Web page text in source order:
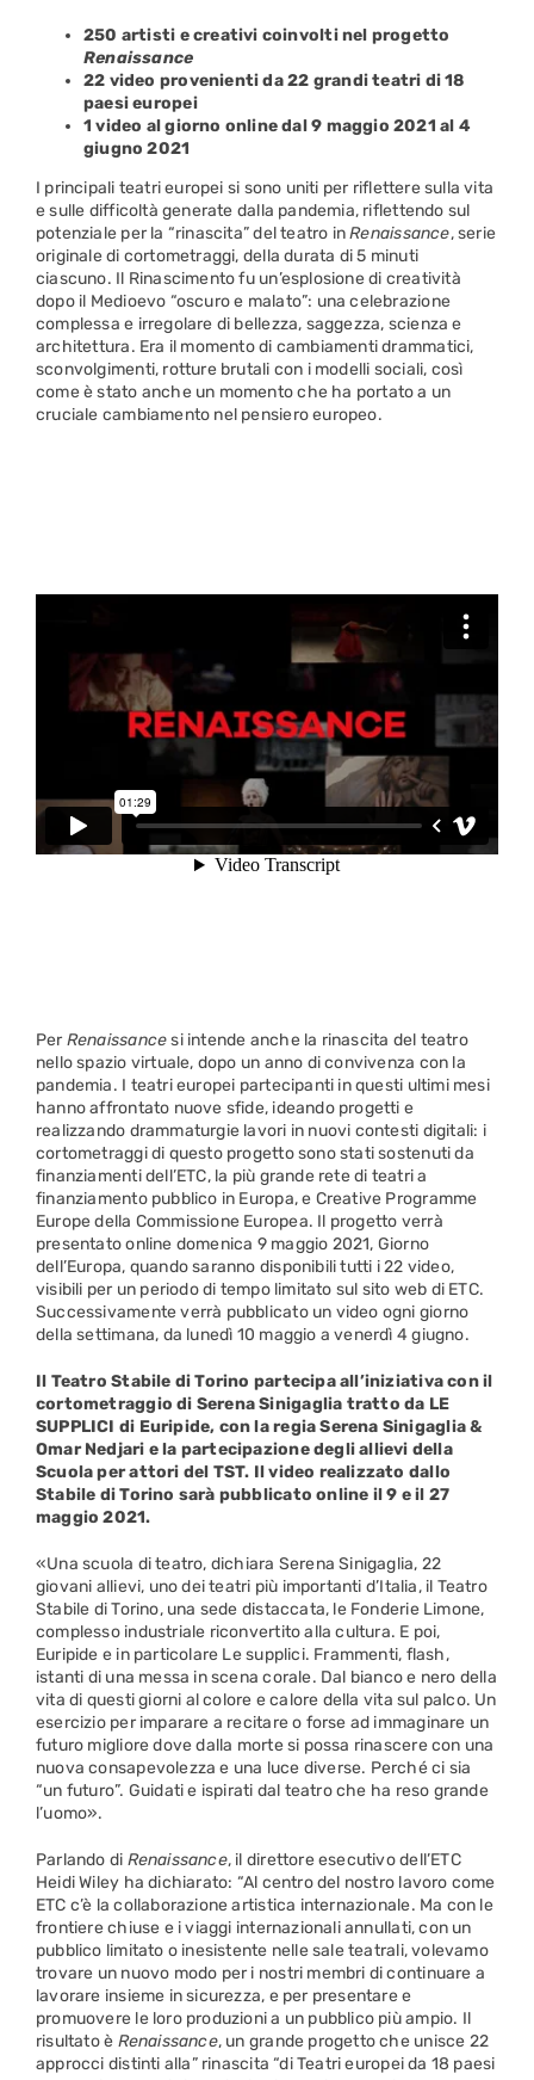
250 artisti e creativi coinvolti nel progetto
Renaissance
22 video provenienti da 22 grandi teatri di 18
paesi europei
1 video al giorno online dal 9 maggio 2021 al 4
giugno 2021
I principali teatri europei si sono uniti per riflettere sulla vita
e sulle difficoltà generate dalla pandemia, riflettendo sul
potenziale per la “rinascita” del teatro inRenaissance, serie
originale di cortometraggi, della durata di 5 minuti
ciascuno. Il Rinascimento fu un’esplosione di creatività
dopo il Medioevo “oscuro e malato”: una celebrazione
complessa e irregolare di bellezza, saggezza, scienza e
architettura. Era il momento di cambiamenti drammatici,
sconvolgimenti, rotture brutali con i modelli sociali, così
come è stato anche un momento che ha portato a un
cruciale cambiamento nel pensiero europeo.
Per Renaissancesi intende anche la rinascita del teatro
nello spazio virtuale, dopo un anno di convivenza con la
pandemia. I teatri europei partecipanti in questi ultimi mesi
hanno affrontato nuove sfide, ideando progetti e
realizzando drammaturgie lavori in nuovi contesti digitali: i
cortometraggi di questo progetto sono stati sostenuti da
finanziamenti dell’ETC, la più grande rete di teatri a
finanziamento pubblico in Europa, e Creative Programme
Europe della Commissione Europea. Il progetto verrà
presentato online domenica 9 maggio 2021, Giorno
dell’Europa, quando saranno disponibili tutti i 22 video,
visibili per un periodo di tempo limitato sul sito web di ETC.
Successivamente verrà pubblicato un video ogni giorno
della settimana, da lunedì 10 maggio a venerdì 4 giugno.
Il Teatro Stabile di Torino partecipa all’iniziativa con il
cortometraggio di Serena Sinigaglia tratto da LE
SUPPLICI di Euripide, con la regia Serena Sinigaglia &
Omar Nedjari e la partecipazione degli allievi della
Scuola per attori del TST. Il video realizzato dallo
Stabile di Torino sarà pubblicato online il 9 e il 27
maggio 2021.
«Una scuola di teatro, dichiara Serena Sinigaglia, 22
giovani allievi, uno dei teatri più importanti d’Italia, il Teatro
Stabile di Torino, una sede distaccata, le Fonderie Limone,
complesso industriale riconvertito alla cultura. E poi,
Euripide e in particolare Le supplici. Frammenti, flash,
istanti di una messa in scena corale. Dal bianco e nero della
vita di questi giorni al colore e calore della vita sul palco. Un
esercizio per imparare a recitare o forse ad immaginare un
futuro migliore dove dalla morte si possa rinascere con una
nuova consapevolezza e una luce diverse. Perché ci sia
“un futuro”. Guidati e ispirati dal teatro che ha reso grande
l’uomo».
Parlando di Renaissance, il direttore esecutivo dell’ETC
Heidi Wiley ha dichiarato: “Al centro del nostro lavoro come
ETC c’è la collaborazione artistica internazionale. Ma con le
frontiere chiuse e i viaggi internazionali annullati, con un
pubblico limitato o inesistente nelle sale teatrali, volevamo
trovare un nuovo modo per i nostri membri di continuare a
lavorare insieme in sicurezza, e per presentare e
promuovere le loro produzioni a un pubblico più ampio. Il
risultato è Renaissance, un grande progetto che unisce 22
approcci distinti alla” rinascita “di Teatri europei da 18 paesi